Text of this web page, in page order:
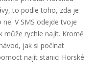
to podle toho, zda je
V SMS odejde tvoje
může rychle najít. Kromě
jak si počínat
najít stanici Horské